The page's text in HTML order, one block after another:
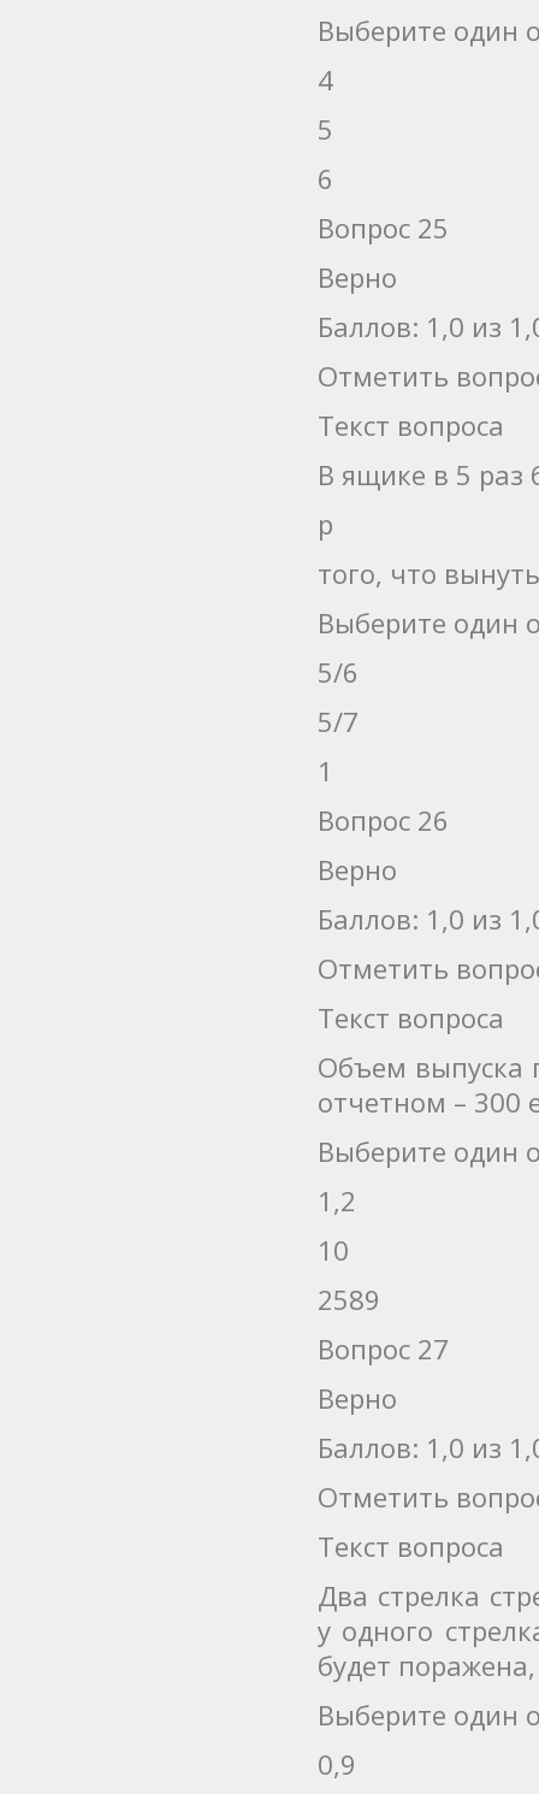
Выберите один
4
5
6
Вопрос 25
Верно
Баллов: 1,0 из
Отметить
Текст вопроса
В ящике в 5 раз
p
того, что
Выберите один
5/6
5/7
1
Вопрос 26
Верно
Баллов: 1,0 из
Отметить
Текст вопроса
Объем выпуска
отчетном – 300
Выберите один
1,2
10
2589
Вопрос 27
Верно
Баллов: 1,0 из
Отметить
Текст вопроса
Два стрелка
у одного
будет
Выберите один
0,9